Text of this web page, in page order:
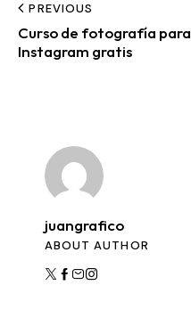
PREVIOUS
Curso de fotografía para
Instagram gratis
juangrafico
ABOUT AUTHOR